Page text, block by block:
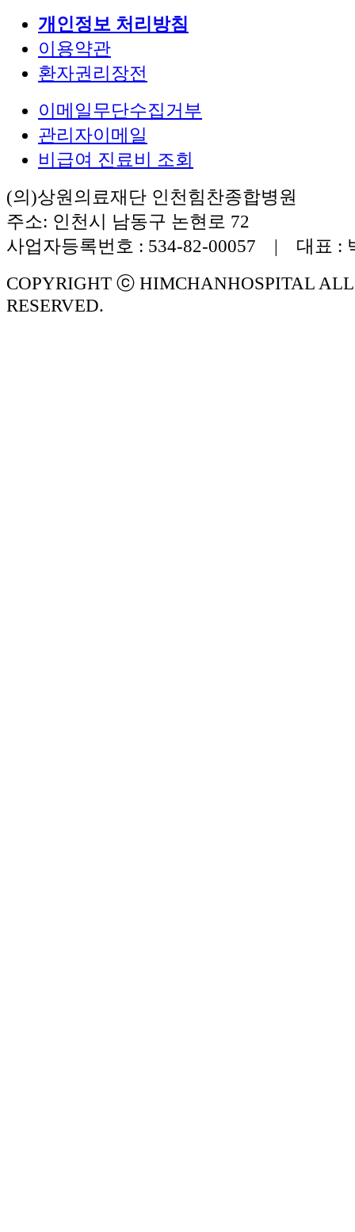
개인정보 처리방침
이용약관
환자권리장전
이메일무단수집거부
관리자이메일
비급여 진료비 조회
(의)상원의료재단 인천힘찬종합병원
주소: 인천시 남동구 논현로 72
사업자등록번호 : 534-82-00057 | 대표 :
COPYRIGHT ⓒ HIMCHANHOSPITAL
RESERVED.